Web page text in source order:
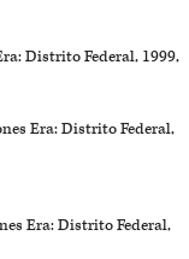
Distrito Federal, 1999,
Era: Distrito Federal,
Era: Distrito Federal,